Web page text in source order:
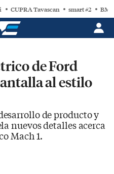
CUPRA Tavascan smart #2
de Ford
al estilo
de producto y
nuevos detalles acerca
Mach 1.